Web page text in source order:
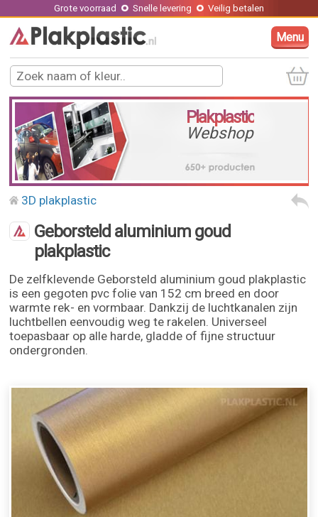
Grote voorraad Snelle levering Veilig betalen
Menu
Plakplastic
Webshop
3D plakplastic
Geborsteld aluminium goud
plakplastic
De zelfklevende Geborsteld aluminium goud plakplastic
is een gegoten pvc folie van 152 cm breed en door
warmte rek- en vormbaar. Dankzij de luchtkanalen zijn
luchtbellen eenvoudig weg te rakelen. Universeel
toepasbaar op alle harde, gladde of fijne structuur
ondergronden.